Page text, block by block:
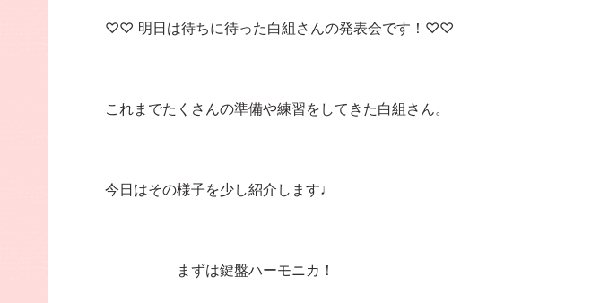
♡♡ 明日は待ちに待った白組さんの発表会です！♡♡
これまでたくさんの準備や練習をしてきた白組さん。
今日はその様子を少し紹介します♩
まずは鍵盤ハーモニカ！